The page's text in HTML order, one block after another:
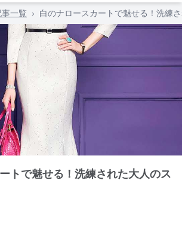
事一覧 › 白のナロースカートで魅せる！洗練
トで魅せる！洗練された大人のス